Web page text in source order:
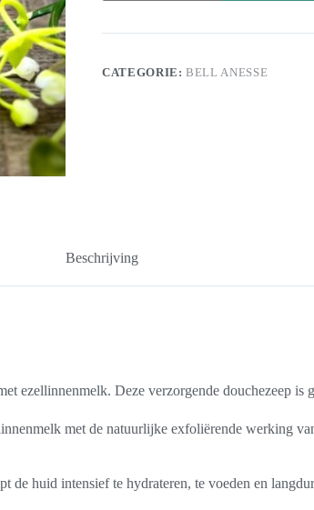
CATEGORIE:BELL ANESSE
Beschrijving
ezellinnenmelk. Deze verzorgende douchezeep
met de natuurlijke exfoliërende werking
huid intensief te hydrateren, te voeden en